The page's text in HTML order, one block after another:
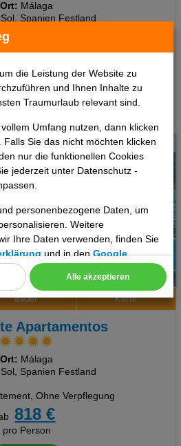
die Leistung der Website zu
und Ihnen Inhalte zu
Traumurlaub relevant sind.
Umfang nutzen, dann klicken
. Falls Sie das nicht möchten klicken
nur die funktionellen Cookies
jederzeit unter Datenschutz -
personenbezogene Daten, um
Weitere
Ihre Daten verwenden, finden Sie
und in denGoogle
Alle akzeptieren
Ort: Málaga
Spanien Festland
, Studio, Frühstück
pro Person
Termine
Bilder Karte
Apartamentos
Ort: Málaga
Spanien Festland
Ohne Verpflegung
818 €
pro Person